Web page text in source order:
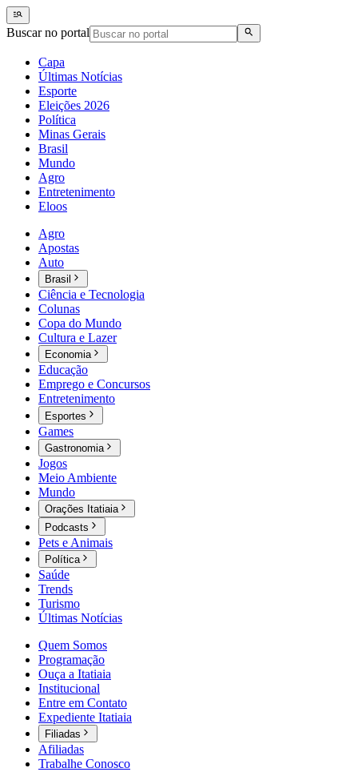
Buscar no portal
Capa
Últimas Notícias
Esporte
Eleições 2026
Política
Minas Gerais
Brasil
Mundo
Agro
Entretenimento
Eloos
Agro
Apostas
Auto
Brasil
Ciência e Tecnologia
Colunas
Copa do Mundo
Cultura e Lazer
Economia
Educação
Emprego e Concursos
Entretenimento
Esportes
Games
Gastronomia
Jogos
Meio Ambiente
Mundo
Orações Itatiaia
Podcasts
Pets e Animais
Política
Saúde
Trends
Turismo
Últimas Notícias
Quem Somos
Programação
Ouça a Itatiaia
Institucional
Entre em Contato
Expediente Itatiaia
Filiadas
Afiliadas
Trabalhe Conosco